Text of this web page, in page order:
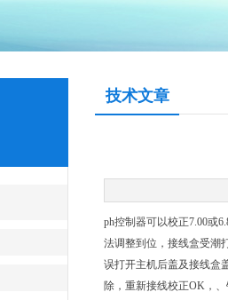
技术文章
ph控制器可以校正7.00或
法调整到位，接线盒受潮
误打开主机后盖及接线盒
除，重新接线校正OK，